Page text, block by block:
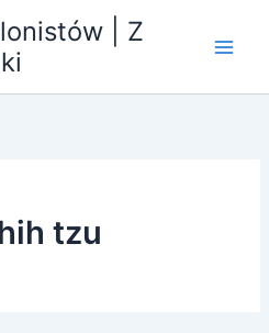
| Z
tzu